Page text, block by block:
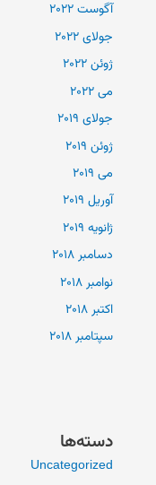
آگوست 2022
جولای 2022
ژوئن 2022
می 2022
جولای 2019
ژوئن 2019
می 2019
آوریل 2019
ژانویه 2019
دسامبر 2018
نوامبر 2018
اکتبر 2018
سپتامبر 2018
دسته‌ها
Uncategorized